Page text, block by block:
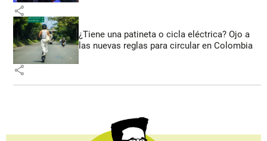
share
¿Tiene una patineta o cicla eléctrica? Ojo a
las nuevas reglas para circular en Colombia
share